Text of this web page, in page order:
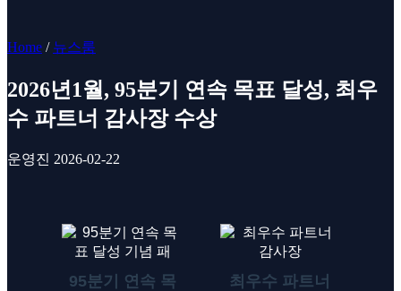
Home / 뉴스룸
2026년1월, 95분기 연속 목표 달성, 최우
수 파트너 감사장 수상
운영진 2026-02-22
95분기 연속 목
최우수 파트너